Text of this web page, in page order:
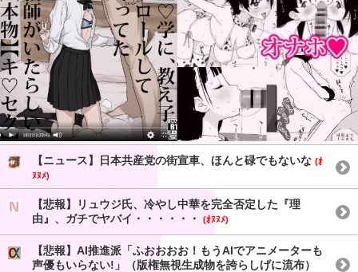
【ニュース】日本共産党の街宣車、ほんと碌でもないな (ｵ
ﾇﾇﾒ)
【悲報】リュウジ氏、冷やし中華を完全否定した『理
由』、ガチでヤバイ・・・・・・
(ｵﾇﾇﾒ)
【悲報】AI推進派「ふおおおお！もうAIでアニメーターも
声優もいらない!」（版権無視生成物を誇らしげに流布）